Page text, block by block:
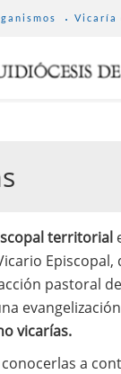
Vicaría
territorial
pastoral
vicarías.
a